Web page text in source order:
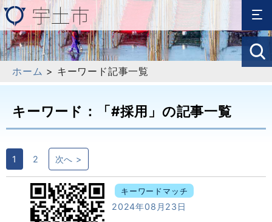
ホーム > キーワード記事一覧
キーワード：「#採用」の記事一覧
1 2 次へ >
キーワードマッチ
2024年08月23日